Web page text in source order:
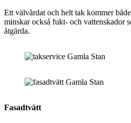
Ett välvårdat och helt tak kommer
minskar också fukt- och vattenskador
åtgärda.
Fasadtvätt